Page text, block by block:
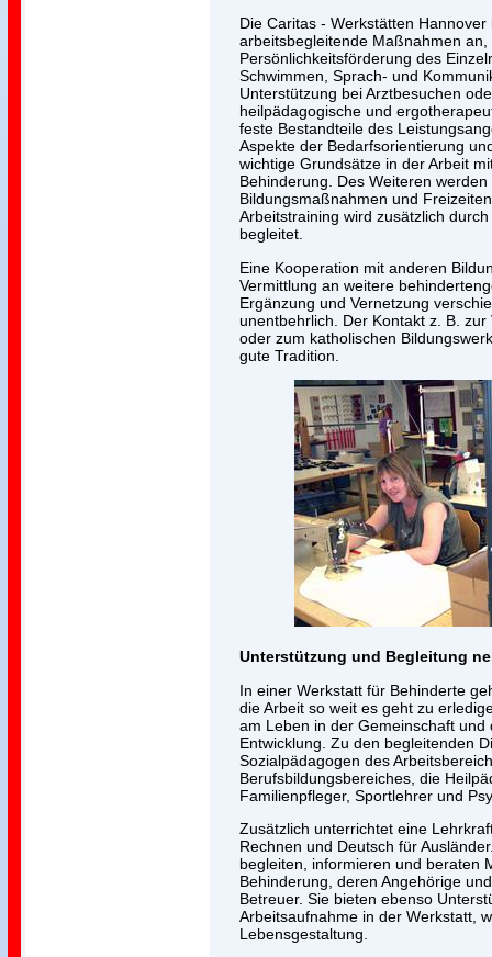
Die Caritas - Werkstätten
arbeitsbegleitende Maßnahmen
Persönlichkeitsförderung des
Schwimmen, Sprach- und
Unterstützung bei Arztbesuchen
heilpädagogische und
feste Bestandteile des
Aspekte der Bedarfsorientierung
wichtige Grundsätze in der Arbeit
Behinderung. Des Weiteren
Bildungsmaßnahmen und
Arbeitstraining wird zusätzlich
begleitet.
Eine Kooperation mit anderen
Vermittlung an weitere
Ergänzung und Vernetzung
unentbehrlich. Der Kontakt z. B.
oder zum katholischen
gute Tradition.
Unterstützung und Begleitung
In einer Werkstatt für Behinderte
die Arbeit so weit es geht zu
am Leben in der Gemeinschaft und
Entwicklung. Zu den begleitenden
Sozialpädagogen des
Berufsbildungsbereiches, die
Familienpfleger, Sportlehrer und
Zusätzlich unterrichtet eine
Rechnen und Deutsch für
begleiten, informieren und beraten
Behinderung, deren Angehörige
Betreuer. Sie bieten ebenso
Arbeitsaufnahme in der Werkstatt,
Lebensgestaltung.